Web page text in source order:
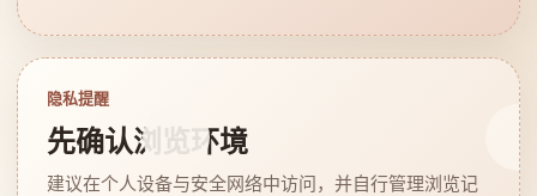
隐私提醒
先确认浏览环境
建议在个人设备与安全网络中访问，并自行管理浏览记